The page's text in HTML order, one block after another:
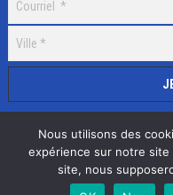
Selectick © 2020 Tous
Nous utilisons des
expérience sur notre
site, nous